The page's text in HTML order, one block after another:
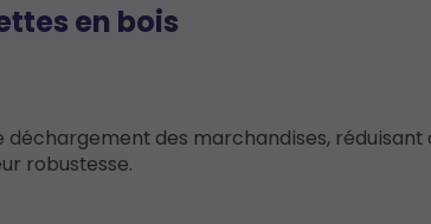
en bois
des marchandises, réduisant
robustesse.